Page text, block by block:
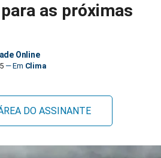
no
no
Messenger
no
no
as próximas
Online
Clima
DO ASSINANTE